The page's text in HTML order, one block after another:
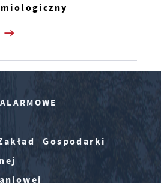
Gospodarki